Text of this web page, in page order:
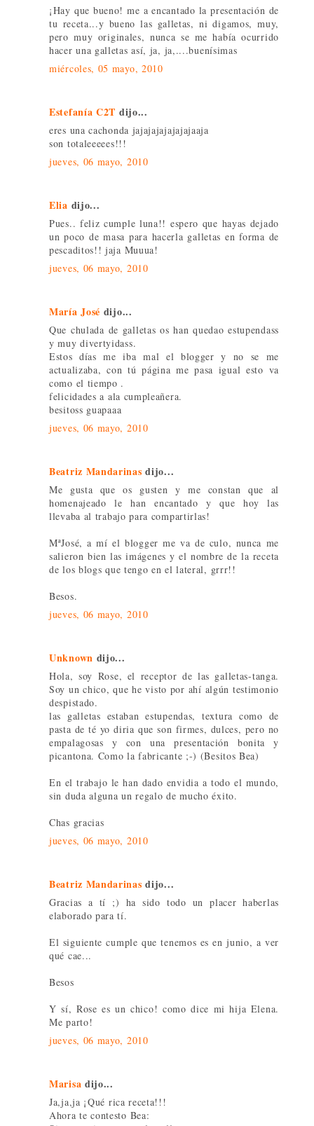
¡Hay que bueno! me a encantado la presentación de
tu receta...y bueno las galletas, ni digamos, muy,
pero muy originales, nunca se me había ocurrido
hacer una galletas así, ja, ja,....buenísimas
miércoles, 05 mayo, 2010
Estefanía C2T dijo...
eres una cachonda jajajajajajajajaaja
son totaleeeees!!!
jueves, 06 mayo, 2010
Elia dijo...
Pues.. feliz cumple luna!! espero que hayas dejado
un poco de masa para hacerla galletas en forma de
pescaditos!! jaja Muuua!
jueves, 06 mayo, 2010
María José dijo...
Que chulada de galletas os han quedao estupendass
y muy divertyidass.
Estos días me iba mal el blogger y no se me
actualizaba, con tú página me pasa igual esto va
como el tiempo .
felicidades a ala cumpleañera.
besitoss guapaaa
jueves, 06 mayo, 2010
Beatriz Mandarinas dijo...
Me gusta que os gusten y me constan que al
homenajeado le han encantado y que hoy las
llevaba al trabajo para compartirlas!
MªJosé, a mí el blogger me va de culo, nunca me
salieron bien las imágenes y el nombre de la receta
de los blogs que tengo en el lateral, grrr!!
Besos.
jueves, 06 mayo, 2010
Unknown dijo...
Hola, soy Rose, el receptor de las galletas-tanga.
Soy un chico, que he visto por ahí algún testimonio
despistado.
las galletas estaban estupendas, textura como de
pasta de té yo diria que son firmes, dulces, pero no
empalagosas y con una presentación bonita y
picantona. Como la fabricante ;-) (Besitos Bea)
En el trabajo le han dado envidia a todo el mundo,
sin duda alguna un regalo de mucho éxito.
Chas gracias
jueves, 06 mayo, 2010
Beatriz Mandarinas dijo...
Gracias a tí ;) ha sido todo un placer haberlas
elaborado para tí.
El siguiente cumple que tenemos es en junio, a ver
qué cae...
Besos
Y sí, Rose es un chico! como dice mi hija Elena.
Me parto!
jueves, 06 mayo, 2010
Marisa dijo...
Ja,ja,ja ¡Qué rica receta!!!
Ahora te contesto Bea: